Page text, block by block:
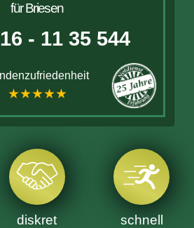
für Briesen
- 11 35 544
★★★★★
diskret schnell